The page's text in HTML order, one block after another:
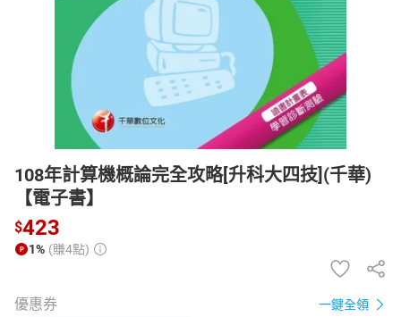
電子/紙本書
108年計算機概論完全攻略[升科大四技](千華)
【電子書】
$423
1% (賺4點)
優惠券 一鍵全領